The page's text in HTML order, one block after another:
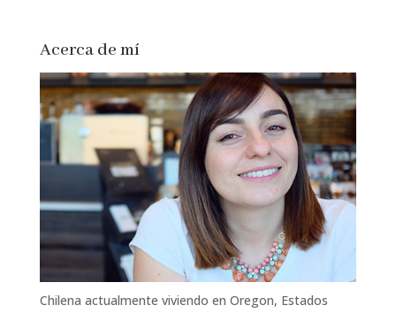
Acerca de mí
Chilena actualmente viviendo en Oregon, Estados